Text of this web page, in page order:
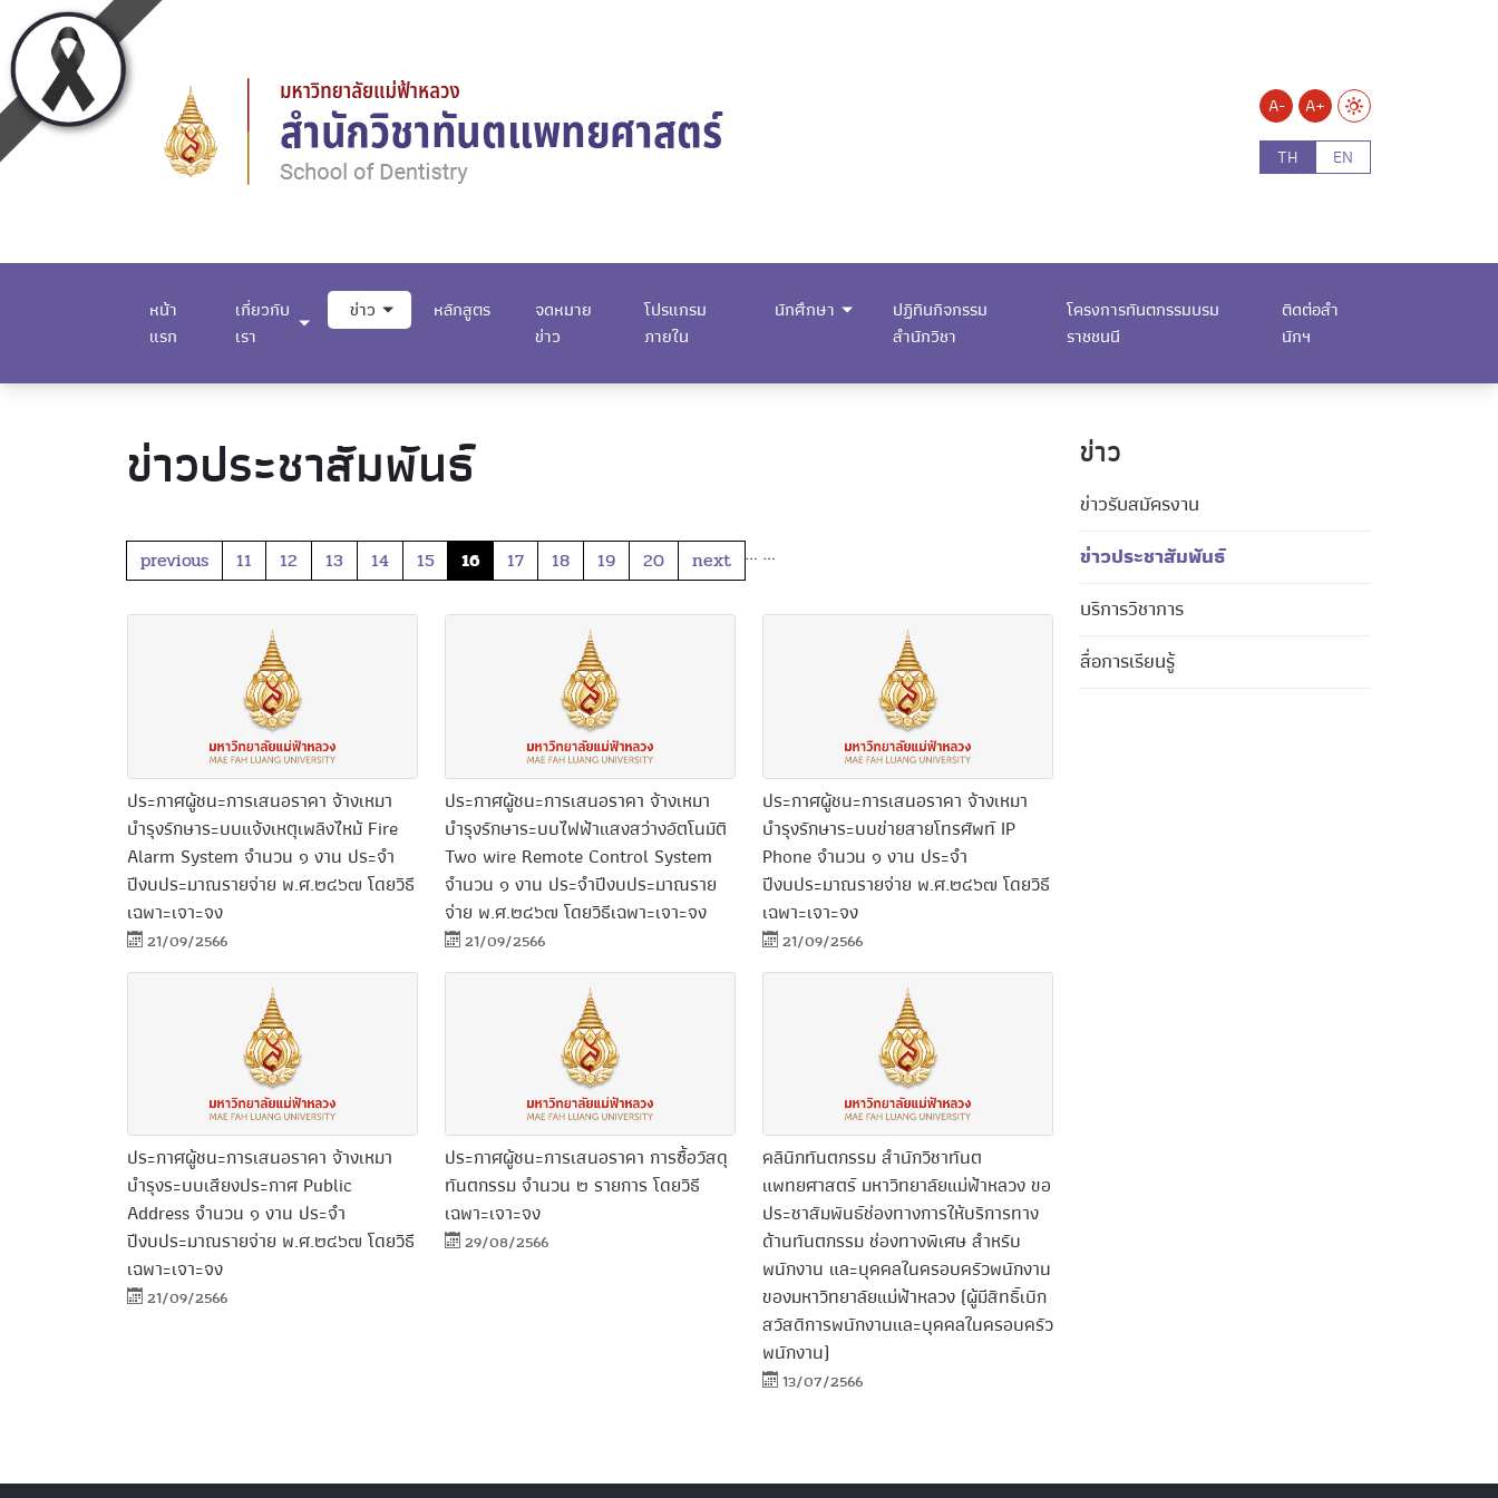
A-
A+
TH
EN
หน้า
แรก
เกี่ยวกับ
เรา
ข่าว หลักสูตร
จดหมาย
ข่าว
โปรแกรม
ภายใน
นักศึกษา
ปฏิทินกิจกรรม
สำนักวิชา
โครงการทันตกรรมบรม
ราชชนนี
ติดต่อสำ
นักฯ
ข่าวประชาสัมพันธ์
previous …
11 12 13 14 15 16 17 18 19 20 …
next
ประกาศผู้ชนะการเสนอราคา จ้างเหมา
บำรุงรักษาระบบแจ้งเหตุเพลิงไหม้ Fire
Alarm System จำนวน ๑ งาน ประจำ
ปีงบประมาณรายจ่าย พ.ศ.๒๔๖๗ โดยวิธี
เฉพาะเจาะจง
21/09/2566
ประกาศผู้ชนะการเสนอราคา จ้างเหมา
บำรุงรักษาระบบไฟฟ้าแสงสว่างอัตโนมัติ
Two wire Remote Control System
จำนวน ๑ งาน ประจำปีงบประมาณราย
จ่าย พ.ศ.๒๔๖๗ โดยวิธีเฉพาะเจาะจง
21/09/2566
ประกาศผู้ชนะการเสนอราคา จ้างเหมา
บำรุงรักษาระบบข่ายสายโทรศัพท์ IP
Phone จำนวน ๑ งาน ประจำ
ปีงบประมาณรายจ่าย พ.ศ.๒๔๖๗ โดยวิธี
เฉพาะเจาะจง
21/09/2566
ประกาศผู้ชนะการเสนอราคา จ้างเหมา
บำรุงระบบเสียงประกาศ Public
Address จำนวน ๑ งาน ประจำ
ปีงบประมาณรายจ่าย พ.ศ.๒๔๖๗ โดยวิธี
เฉพาะเจาะจง
21/09/2566
ประกาศผู้ชนะการเสนอราคา การซื้อวัสดุ
ทันตกรรม จำนวน ๒ รายการ โดยวิธี
เฉพาะเจาะจง
29/08/2566
คลินิกทันตกรรม สำนักวิชาทันต
แพทยศาสตร์ มหาวิทยาลัยแม่ฟ้าหลวง ขอ
ประชาสัมพันธ์ช่องทางการให้บริการทาง
ด้านทันตกรรม ช่องทางพิเศษ สำหรับ
พนักงาน และบุคคลในครอบครัวพนักงาน
ของมหาวิทยาลัยแม่ฟ้าหลวง (ผู้มีสิทธิ์เบิก
สวัสดิการพนักงานและบุคคลในครอบครัว
พนักงาน)
13/07/2566
ข่าว
ข่าวรับสมัครงาน
ข่าวประชาสัมพันธ์
บริการวิชาการ
สื่อการเรียนรู้